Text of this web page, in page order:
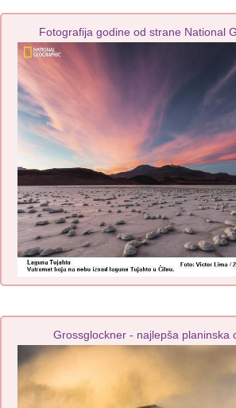
Fotografija godine od strane National
Grossglockner - najlepša planinska